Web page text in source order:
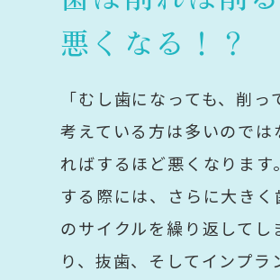
悪くなる！？
「むし歯になっても、削
考えている方は多いので
ればするほど悪くなりま
する際には、さらに大き
のサイクルを繰り返して
り、抜歯、そしてインプ